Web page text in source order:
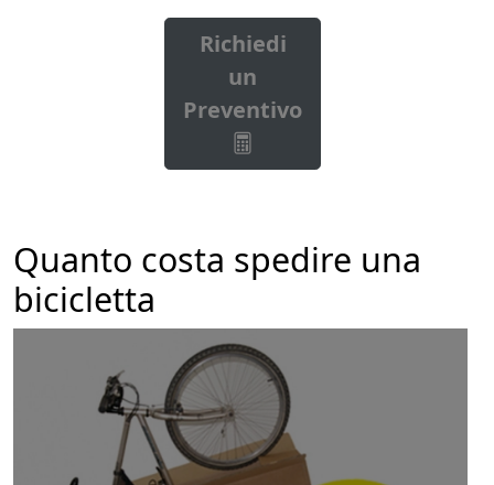
Richiedi
un
Preventivo
Quanto costa spedire una
bicicletta